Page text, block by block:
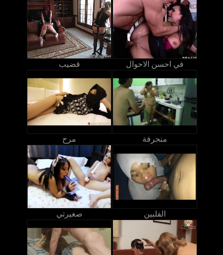
قضيب في احسن الاحوال
مرح منحرفة
صغيرتي الفلبين